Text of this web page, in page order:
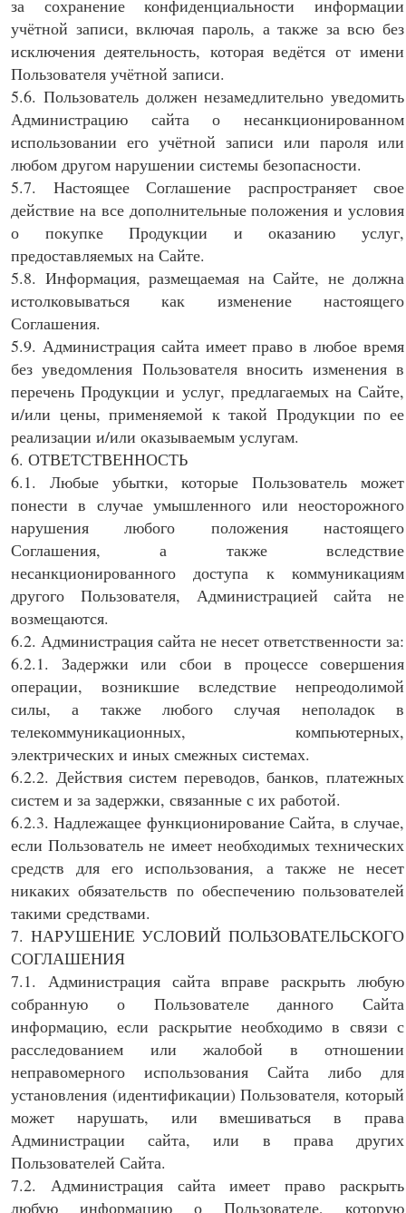
за сохранение конфиденциальности информации
учётной записи, включая пароль, а также за всю без
исключения деятельность, которая ведётся от имени
Пользователя учётной записи.
5.6. Пользователь должен незамедлительно уведомить
Администрацию сайта о несанкционированном
использовании его учётной записи или пароля или
любом другом нарушении системы безопасности.
5.7. Настоящее Соглашение распространяет свое
действие на все дополнительные положения и условия
о покупке Продукции и оказанию услуг,
предоставляемых на Сайте.
5.8. Информация, размещаемая на Сайте, не должна
истолковываться как изменение настоящего
Соглашения.
5.9. Администрация сайта имеет право в любое время
без уведомления Пользователя вносить изменения в
перечень Продукции и услуг, предлагаемых на Сайте,
и/или цены, применяемой к такой Продукции по ее
реализации и/или оказываемым услугам.
6. ОТВЕТСТВЕННОСТЬ
6.1. Любые убытки, которые Пользователь может
понести в случае умышленного или неосторожного
нарушения любого положения настоящего
Соглашения, а также вследствие
несанкционированного доступа к коммуникациям
другого Пользователя, Администрацией сайта не
возмещаются.
6.2. Администрация сайта не несет ответственности за:
6.2.1. Задержки или сбои в процессе совершения
операции, возникшие вследствие непреодолимой
силы, а также любого случая неполадок в
телекоммуникационных, компьютерных,
электрических и иных смежных системах.
6.2.2. Действия систем переводов, банков, платежных
систем и за задержки, связанные с их работой.
6.2.3. Надлежащее функционирование Сайта, в случае,
если Пользователь не имеет необходимых технических
средств для его использования, а также не несет
никаких обязательств по обеспечению пользователей
такими средствами.
7. НАРУШЕНИЕ УСЛОВИЙ ПОЛЬЗОВАТЕЛЬСКОГО
СОГЛАШЕНИЯ
7.1. Администрация сайта вправе раскрыть любую
собранную о Пользователе данного Сайта
информацию, если раскрытие необходимо в связи с
расследованием или жалобой в отношении
неправомерного использования Сайта либо для
установления (идентификации) Пользователя, который
может нарушать, или вмешиваться в права
Администрации сайта, или в права других
Пользователей Сайта.
7.2. Администрация сайта имеет право раскрыть
любую информацию о Пользователе, которую